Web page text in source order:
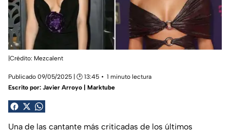
|Crédito: Mezcalent
Publicado 09/05/2025 | 🕑 13:45
1 minuto lectura
Escrito por: Javier Arroyo | Marktube
Una de las cantante más criticadas de los últimos